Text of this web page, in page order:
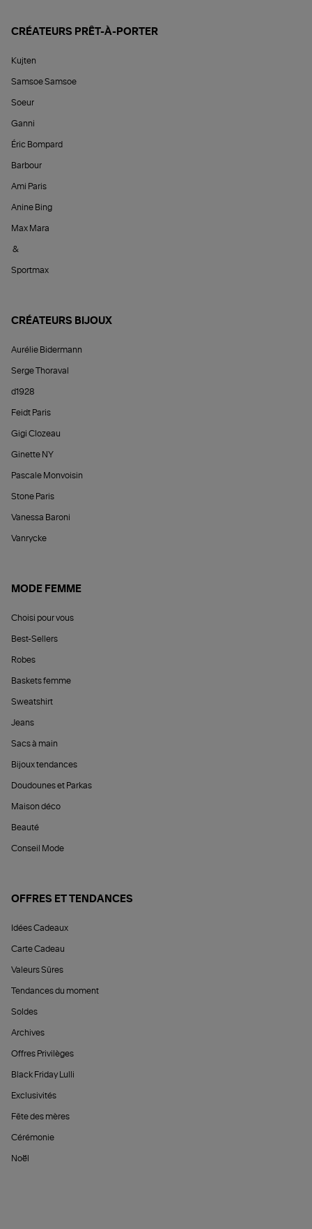
CRÉATEURS PRÊT-À-PORTER
Kujten
Samsoe Samsoe
Soeur
Ganni
Éric Bompard
Barbour
Ami Paris
Anine Bing
Max Mara
&
Sportmax
CRÉATEURS BIJOUX
Aurélie Bidermann
Serge Thoraval
d1928
Feidt Paris
Gigi Clozeau
Ginette NY
Pascale Monvoisin
Stone Paris
Vanessa Baroni
Vanrycke
MODE FEMME
Choisi pour vous
Best-Sellers
Robes
Baskets femme
Sweatshirt
Jeans
Sacs à main
Bijoux tendances
Doudounes et Parkas
Maison déco
Beauté
Conseil Mode
OFFRES ET TENDANCES
Idées Cadeaux
Carte Cadeau
Valeurs Sûres
Tendances du moment
Soldes
Archives
Offres Privilèges
Black Friday Lulli
Exclusivités
Fête des mères
Cérémonie
Noël